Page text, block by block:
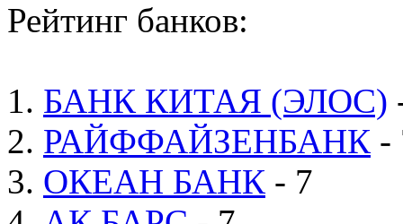
Рейтинг банков:
1. БАНК КИТАЯ (ЭЛОС)
2. РАЙФФАЙЗЕНБАНК -
3. ОКЕАН БАНК - 7